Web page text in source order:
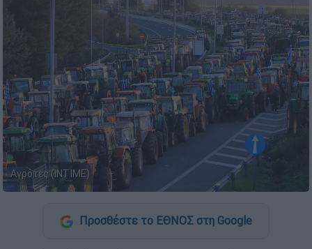
Αγρότες (INTIME)
Προσθέστε το ΕΘΝΟΣ στη Google